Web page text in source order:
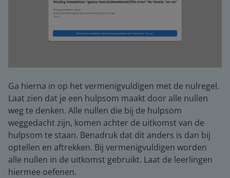
Ga hierna in op het vermenigvuldigen met de nulregel.
Laat zien dat je een hulpsom maakt door alle nullen
weg te denken. Alle nullen die bij de hulpsom
weggedacht zijn, komen achter de uitkomst van de
hulpsom te staan. Benadruk dat dit anders is dan bij
optellen en aftrekken. Bij vermenigvuldigen worden
alle nullen in de uitkomst gebruikt. Laat de leerlingen
hiermee oefenen.